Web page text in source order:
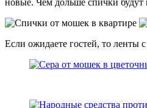
Если ожидаете гостей, то